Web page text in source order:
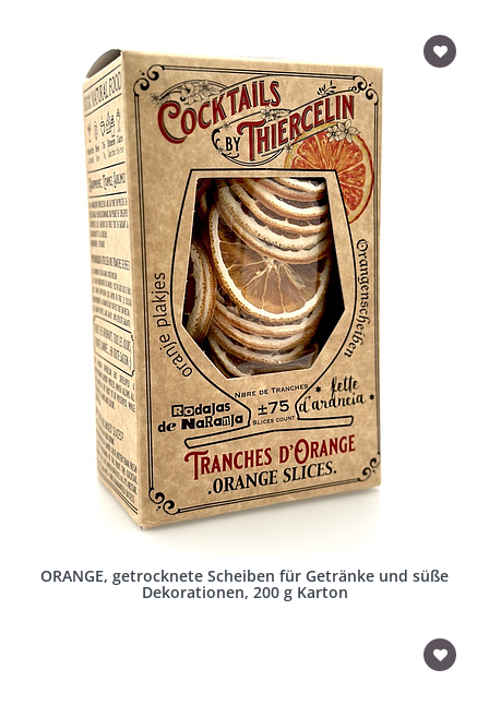
ORANGE, getrocknete Scheiben für Getränke und süße
Dekorationen, 200 g Karton